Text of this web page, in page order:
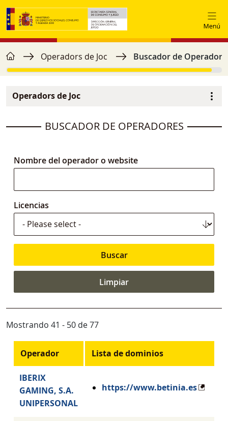
Vés al contingut
Fil d'ariadna
home Operadors de Joc Buscador de
Operadors de Joc
BUSCADOR DE OPERADORES
Nombre del operador o website
Licencias
Mostrando 41 - 50 de 77
Operador Lista de dominios
IBERIX
GAMING, S.A.
UNIPERSONAL
https://www.betinia.es